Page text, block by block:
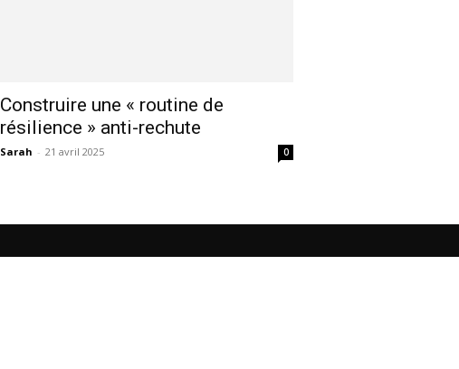
Construire une « routine de
résilience » anti-rechute
Sarah - 21 avril 2025 0